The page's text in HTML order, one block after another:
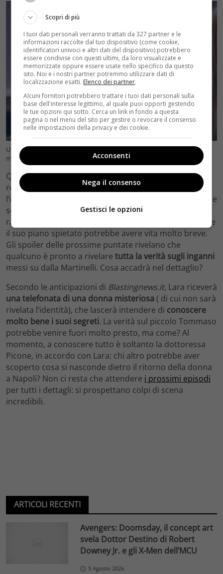
Un posto al sole, Lara Martinelli smascherata: arriva una donna
misteriosa – credits Raiplay (Velvetcinema.it)
Quest’ultima, approfittando dell’assenza di Marina, si
recherà più volte a Palazzo Palladini col bambino, con
l’intento di dare vita al contesto familiare che ha sempre
sognato. Una vera gioia per lei, che crederà di aver
raggiunto finalmente il suo obiettivo. Peccato, però, che
il suo piano spietato potrebbe avere vita molto breve.
Gli spoiler delle prossime puntate rivelano che
qualcuno è pronto a rivelare tutta la verità sugli inganni
messi su dalla Martinelli. Cosa accadrà nel dettaglio?
Secondo le anticipazioni di Blastingnews.it, Lara riceverà
una telefonata di una donna misteriosa ( di cui non sarà
rivelata l’identità), che lascerà intendere di conoscere
molto bene i suoi segreti. La verità sul piccolo Tommaso
potrebbe venire fuori molto presto, ma come? Al
momento, a conoscere tutto è soltanto la dottoressa
Picone, in accordo con Lara: chi altro potrebbe aver
scoperto cosa si nasconde dietro il ritorno della donna
a Napoli? Non ci resta che attendere i prossimi episodi
per tutti i dettagli: si prospettano colpi di scena
incredibili.
ARTICOLI RECENTI
Avengers: Doomsday, il concept art
svela Dottor Destino di Robert
Downey Jr. e gli X-Men dell’MCU
5 Agosto 2026
Scopri di più
I tuoi dati personali verranno trattati da 327 partner e le
informazioni raccolte dal tuo dispositivo (come cookie,
identificatori univoci e altri dati del dispositivo) potrebbero
essere condivise con questi ultimi, da loro visualizzate e
memorizzate oppure essere usate nello specifico da questo
sito. Noi e i nostri partner potremmo utilizzare dati di
localizzazione esatti. Elenco dei partner.
Alcuni fornitori potrebbero trattare i tuoi dati personali sulla
base dell'interesse legittimo, al quale puoi opporti gestendo
le tue opzioni qui sotto. Cerca un link in fondo a questa
pagina o nel menu del sito per gestire o revocare il consenso
nelle impostazioni della privacy e dei cookie.
Acconsenti
Nega il consenso
Gestisci le opzioni